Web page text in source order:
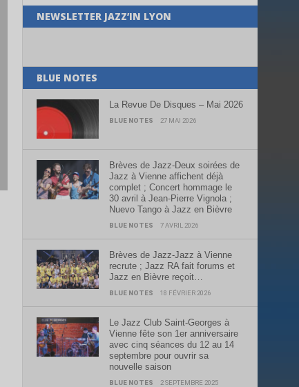
NEWSLETTER JAZZ’IN LYON
BLUE NOTES
La Revue De Disques – Mai 2026
BLUE NOTES 27 MAI 2026
Brèves de Jazz-Deux soirées de
Jazz à Vienne affichent déjà
complet ; Concert hommage le
30 avril à Jean-Pierre Vignola ;
Nuevo Tango à Jazz en Bièvre
BLUE NOTES 7 AVRIL 2026
Brèves de Jazz-Jazz à Vienne
recrute ; Jazz RA fait forums et
Jazz en Bièvre reçoit…
BLUE NOTES 18 FÉVRIER 2026
Le Jazz Club Saint-Georges à
Vienne fête son 1er anniversaire
avec cinq séances du 12 au 14
septembre pour ouvrir sa
nouvelle saison
BLUE NOTES 2 SEPTEMBRE 2025